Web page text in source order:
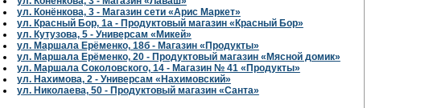
ул. Конёнкова, 3 - Магазин сети «Арис Маркет»
ул. Красный Бор, 1а - Продуктовый магазин «Красный Бор»
ул. Кутузова, 5 - Универсам «Микей»
ул. Маршала Ерёменко, 18б - Магазин «Продукты»
ул. Маршала Ерёменко, 20 - Продуктовый магазин «Мясной домик»
ул. Маршала Соколовского, 14 - Магазин № 41 «Продукты»
ул. Нахимова, 2 - Универсам «Нахимовский»
ул. Николаева, 50 - Продуктовый магазин «Санта»